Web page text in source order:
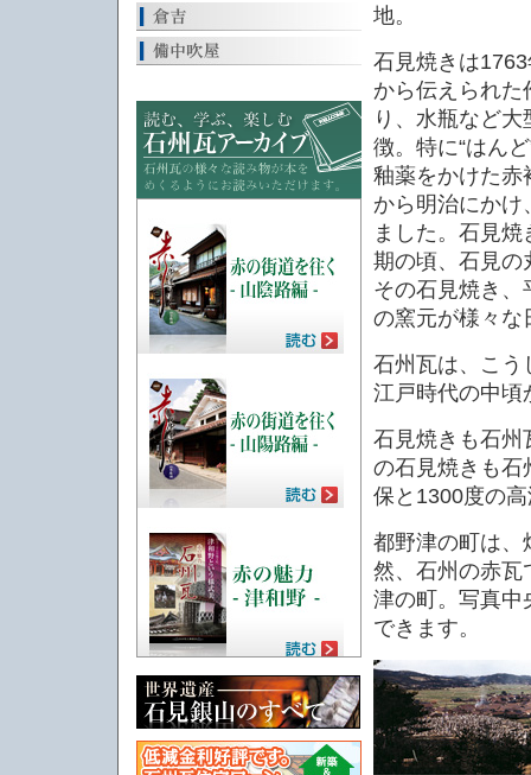
地。
石見焼きは
から伝えられた
り、水瓶など
徴。特に“はん
釉薬をかけた赤
から明治にかけ
ました。石見
期の頃、石見の
その石見焼き、
の窯元が様々な
石州瓦は、こう
江戸時代の中頃
石見焼きも石州
の石見焼きも石
保と1300度の
都野津の町は、
然、石州の赤瓦
津の町。写真中
できます。